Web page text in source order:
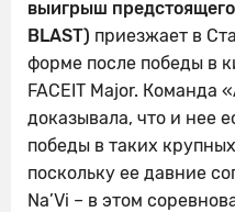
выигрыш
BLAST) приезжает в
форме после победы в
FACEIT Major. Команда
доказывала, что и нее
победы в таких
поскольку ее давние
Na’Vi – в этом